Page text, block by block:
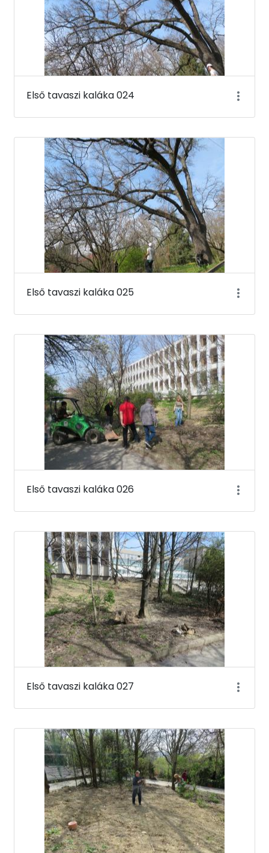
Első tavaszi kaláka 024
Első tavaszi kaláka 025
Első tavaszi kaláka 026
Első tavaszi kaláka 027